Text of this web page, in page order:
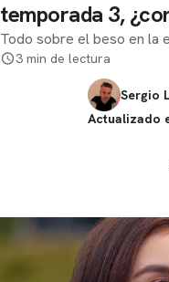
temporada 3,
Todo sobre el beso en la
3 min de lectura
Sergio
Actualizado